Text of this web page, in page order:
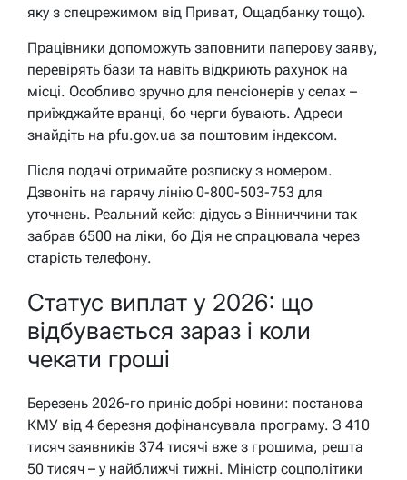
яку з спецрежимом від Приват, Ощадбанку тощо).
Працівники допоможуть заповнити паперову заяву,
перевірять бази та навіть відкриють рахунок на
місці. Особливо зручно для пенсіонерів у селах –
приїжджайте вранці, бо черги бувають. Адреси
знайдіть на pfu.gov.ua за поштовим індексом.
Після подачі отримайте розписку з номером.
Дзвоніть на гарячу лінію 0-800-503-753 для
уточнень. Реальний кейс: дідусь з Вінниччини так
забрав 6500 на ліки, бо Дія не спрацювала через
старість телефону.
Статус виплат у 2026: що
відбувається зараз і коли
чекати гроші
Березень 2026-го приніс добрі новини: постанова
КМУ від 4 березня дофінансувала програму. З 410
тисяч заявників 374 тисячі вже з грошима, решта
50 тисяч – у найближчі тижні. Міністр соцполітики